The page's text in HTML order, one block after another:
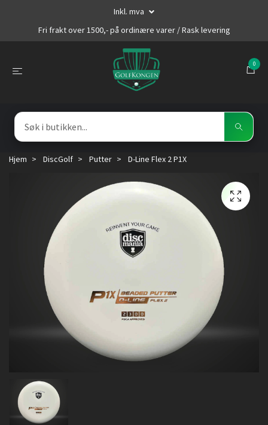
Inkl. mva
Fri frakt over 1500,- på ordinære varer / Rask levering
0
Hjem DiscGolf Putter D-Line Flex 2 P1X